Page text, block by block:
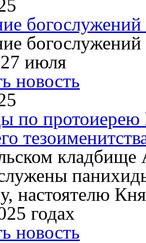
июля
новость
по
кладбище
настоятелю
годах
новость